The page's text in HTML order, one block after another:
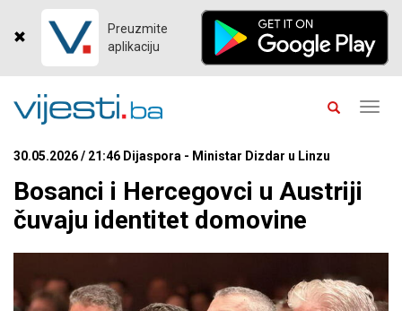
Preuzmite
aplikaciju
30.05.2026 / 21:46 Dijaspora - Ministar Dizdar u Linzu
Bosanci i Hercegovci u Austriji
čuvaju identitet domovine